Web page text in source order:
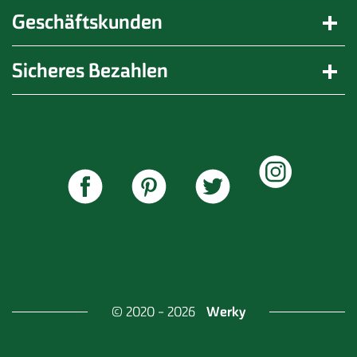
Geschäftskunden
Sicheres Bezahlen
© 2020 - 2026 Werky